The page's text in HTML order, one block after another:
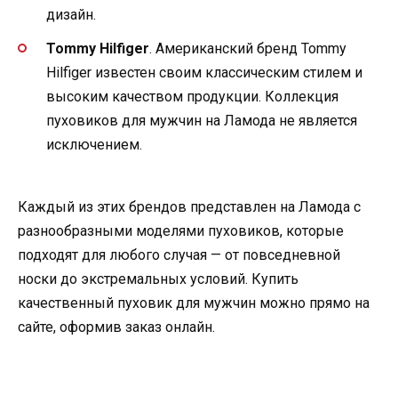
дизайн.
Tommy Hilfiger. Американский бренд Tommy
Hilfiger известен своим классическим стилем и
высоким качеством продукции. Коллекция
пуховиков для мужчин на Ламода не является
исключением.
Каждый из этих брендов представлен на Ламода с
разнообразными моделями пуховиков, которые
подходят для любого случая — от повседневной
носки до экстремальных условий. Купить
качественный пуховик для мужчин можно прямо на
сайте, оформив заказ онлайн.